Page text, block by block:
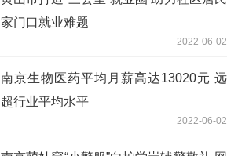
家门口就业难题
2022-06-02
南京生物医药平均月薪高达13020元 远
超行业平均水平
2022-06-02